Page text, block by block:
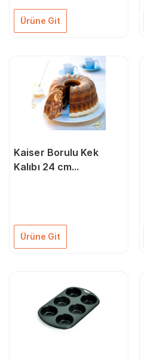
Ürüne Git
Kaiser Borulu Kek
Kalıbı 24 cm
Ürüne Git